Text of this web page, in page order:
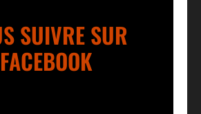
SUIVRE SUR
FACEBOOK